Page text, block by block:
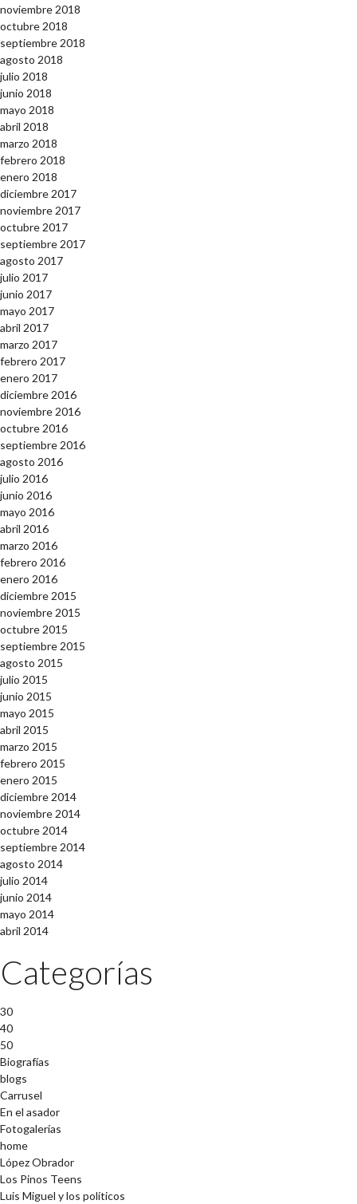
noviembre 2018
octubre 2018
septiembre 2018
agosto 2018
julio 2018
junio 2018
mayo 2018
abril 2018
marzo 2018
febrero 2018
enero 2018
diciembre 2017
noviembre 2017
octubre 2017
septiembre 2017
agosto 2017
julio 2017
junio 2017
mayo 2017
abril 2017
marzo 2017
febrero 2017
enero 2017
diciembre 2016
noviembre 2016
octubre 2016
septiembre 2016
agosto 2016
julio 2016
junio 2016
mayo 2016
abril 2016
marzo 2016
febrero 2016
enero 2016
diciembre 2015
noviembre 2015
octubre 2015
septiembre 2015
agosto 2015
julio 2015
junio 2015
mayo 2015
abril 2015
marzo 2015
febrero 2015
enero 2015
diciembre 2014
noviembre 2014
octubre 2014
septiembre 2014
agosto 2014
julio 2014
junio 2014
mayo 2014
abril 2014
Categorías
30
40
50
Biografías
blogs
Carrusel
En el asador
Fotogalerías
home
López Obrador
Los Pinos Teens
Luis Miguel y los políticos